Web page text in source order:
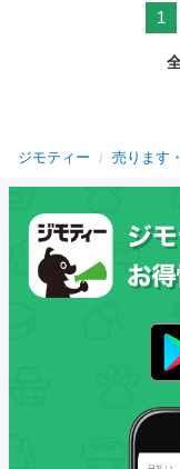
1
ジモティー 売ります